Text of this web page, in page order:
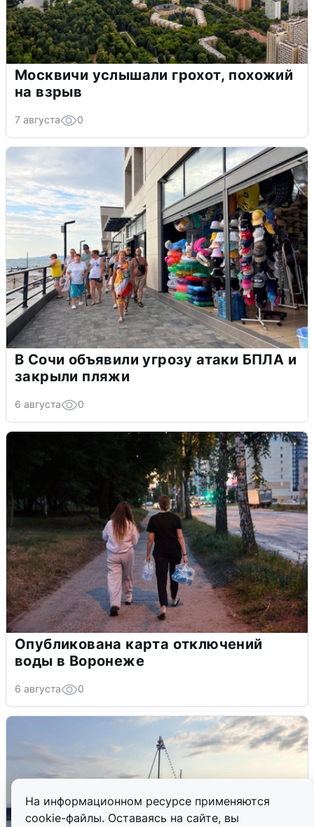
На информационном ресурсе применяются
cookie-файлы. Оставаясь на сайте, вы
Москвичи услышали грохот, похожий
на взрыв
7 августа 0
В Сочи объявили угрозу атаки БПЛА и
закрыли пляжи
6 августа 0
Опубликована карта отключений
воды в Воронеже
6 августа 0